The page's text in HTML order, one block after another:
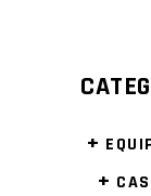
+
+